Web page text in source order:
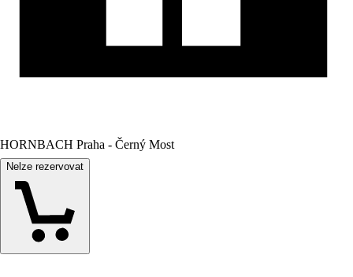
HORNBACH Praha - Černý Most
Nelze rezervovat